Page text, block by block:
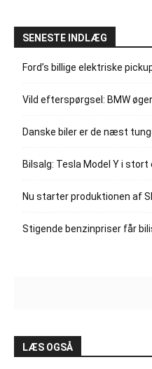
SENESTE INDLÆG
Ford’s billige elektriske
Vild efterspørgsel: BMW
Danske biler er de næst
Bilsalg: Tesla Model Y i
Nu starter produktionen af
Stigende benzinpriser får
LÆS OGSÅ